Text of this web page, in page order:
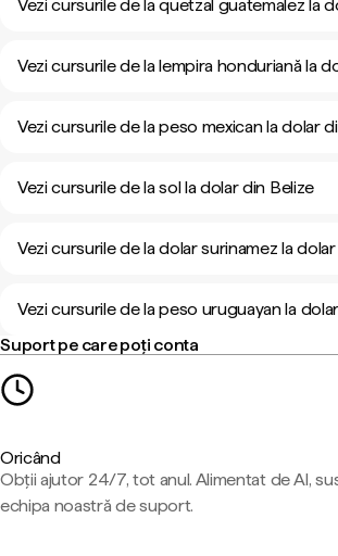
Vezi cursurile de la quetzal guatemalez la
Vezi cursurile de la lempira honduriană la
Vezi cursurile de la peso mexican la dolar
Vezi cursurile de la sol la dolar din Belize
Vezi cursurile de la dolar surinamez la
Vezi cursurile de la peso uruguayan la
Suport pe care poți conta
Oricând
Obții ajutor 24/7, tot anul. Alimentat de AI,
echipa noastră de suport.